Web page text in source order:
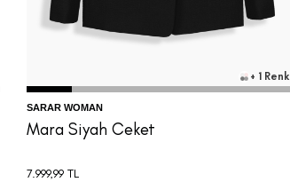
32 44
+ 1 Renk
SARAR WOMAN
Mara Siyah Ceket
7.999,99 TL